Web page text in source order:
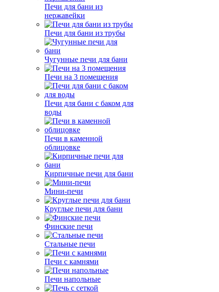
Печи для бани из
нержавейки
Печи для бани из трубы
Чугунные печи для бани
Печи на 3 помещения
Печи для бани с баком для
воды
Печи в каменной
облицовке
Кирпичные печи для бани
Мини-печи
Круглые печи для бани
Финские печи
Стальные печи
Печи с камнями
Печи напольные